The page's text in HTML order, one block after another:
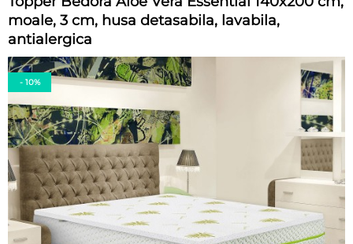
moale, 3 cm, husa detasabila, lavabila,
antialergica
- 10%